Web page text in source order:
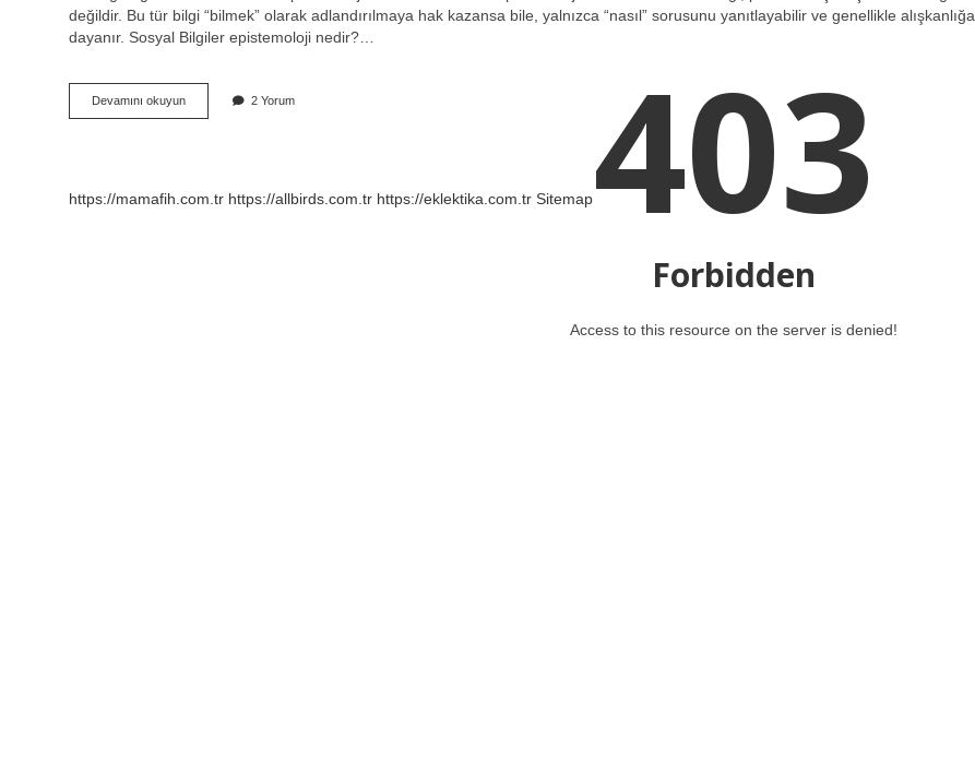
değildir. Bu tür bilgi “bilmek” olarak adlandırılmaya hak kazansa bile, yalnızca “nasıl” sorusunu yanıtlayabilir ve genellikle alışkanlığa
dayanır. Sosyal Bilgiler epistemoloji nedir?…
Devamını okuyunEpistemoloji
Nedir
2 Yorum
https://mamafih.com.tr https://allbirds.com.tr https://eklektika.com.tr Sitemap403
Forbidden
Access to this resource on the server is denied!